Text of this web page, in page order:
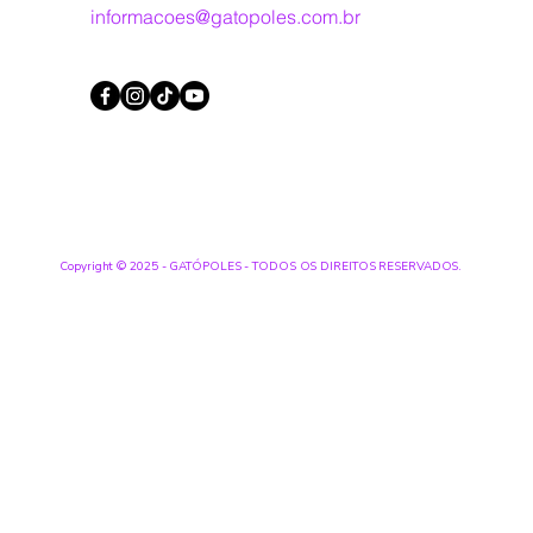
informacoes@gatopoles.com.br
Copyright © 2025 - GATÓPOLES - TODOS OS DIREITOS RESERVADOS.